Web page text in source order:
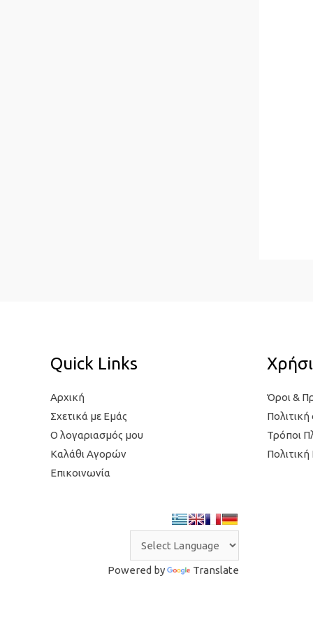
Quick Links
Αρχική
Σχετικά με Εμάς
Ο λογαριασμός μου
Καλάθι Αγορών
Επικοινωνία
Powered by Translate
Όροι &
Τρόποι